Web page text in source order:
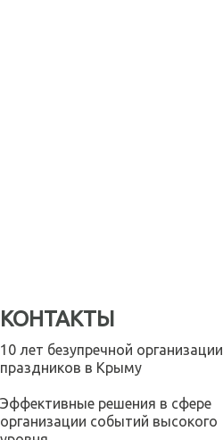
КОНТАКТЫ
10 лет безупречной организации
праздников в Крыму
Эффективные решения в сфере
организации событий высокого